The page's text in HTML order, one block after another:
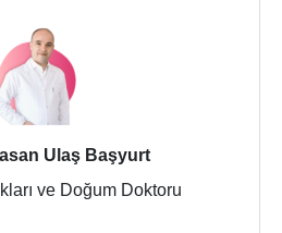
Ulaş Başyurt
ve Doğum Doktoru